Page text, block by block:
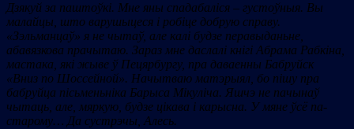
Дзякуй за паштоўкі. Мне яны спадабаліся – густоўныя. Вы
малайцы, што варушыцеся і робіце добрую справу.
«Зэльманцаў» я не чытаў, але калі будзе перавыданьне,
абавязкова прачытаю. Зараз мне даслалі кнігі Абрама Рабкіна,
мастака, які жыве ў Пецярбургу, пра даваенны Бабруйск
«Вниз по Шоссейной». Начытваю матэрыял, бо пішу пра
бабруйца пісьменьніка Барыса Мікуліча. Яшчэ не пачынаў
чытаць, але, мяркую, будзе цікава і карысна. У мяне ўсё па-
старому… Да сустрэчы, Алесь.